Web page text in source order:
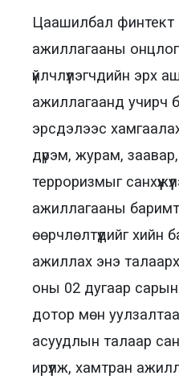
Цаашилбал финтект
ажиллагааны
үйлчлүүлэгчдийн эрх
ажиллагаанд учирч
эрсдэлээс
дүрэм, журам,
терроризмыг
ажиллагааны баримт
өөрчлөлтүүдийг хийн
ажиллах энэ
оны 02 дугаар
дотор мөн
асуудлын талаар
ирүүлж, хамтран